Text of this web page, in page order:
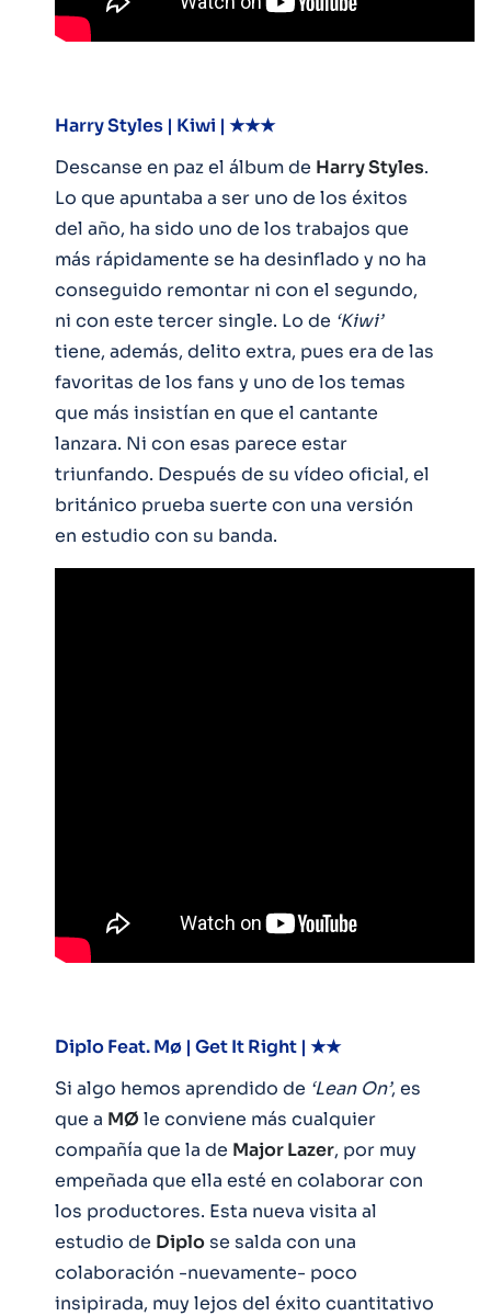
Harry Styles | Kiwi | ★★★
Descanse en paz el álbum de Harry Styles.
Lo que apuntaba a ser uno de los éxitos
del año, ha sido uno de los trabajos que
más rápidamente se ha desinflado y no ha
conseguido remontar ni con el segundo,
ni con este tercer single. Lo de ‘Kiwi’
tiene, además, delito extra, pues era de las
favoritas de los fans y uno de los temas
que más insistían en que el cantante
lanzara. Ni con esas parece estar
triunfando. Después de su vídeo oficial, el
británico prueba suerte con una versión
en estudio con su banda.
Diplo Feat. Mø | Get It Right | ★★
Si algo hemos aprendido de ‘Lean On’, es
que a MØ le conviene más cualquier
compañía que la de Major Lazer, por muy
empeñada que ella esté en colaborar con
los productores. Esta nueva visita al
estudio de Diplose salda con una
colaboración -nuevamente- poco
insipirada, muy lejos del éxito cuantitativo